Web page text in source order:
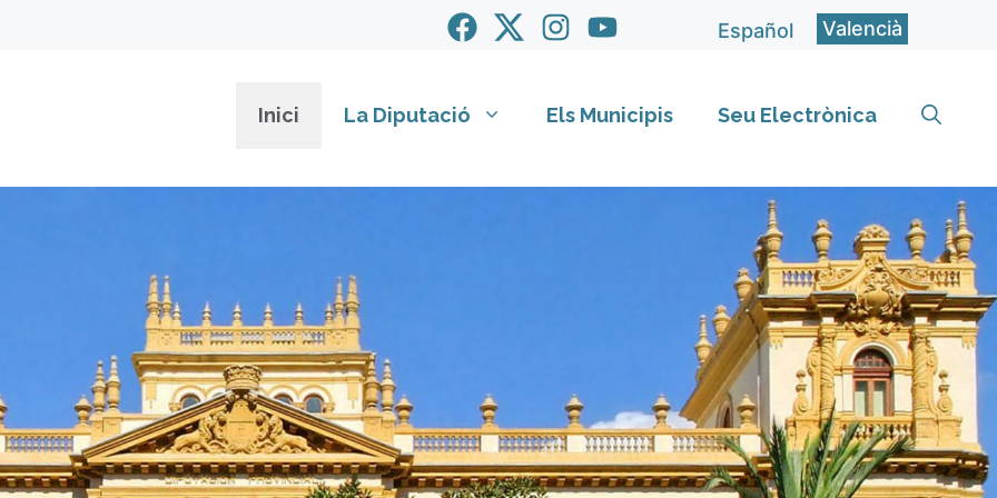
Español Valencià
Inici La Diputació Els Municipis Seu Electrònica